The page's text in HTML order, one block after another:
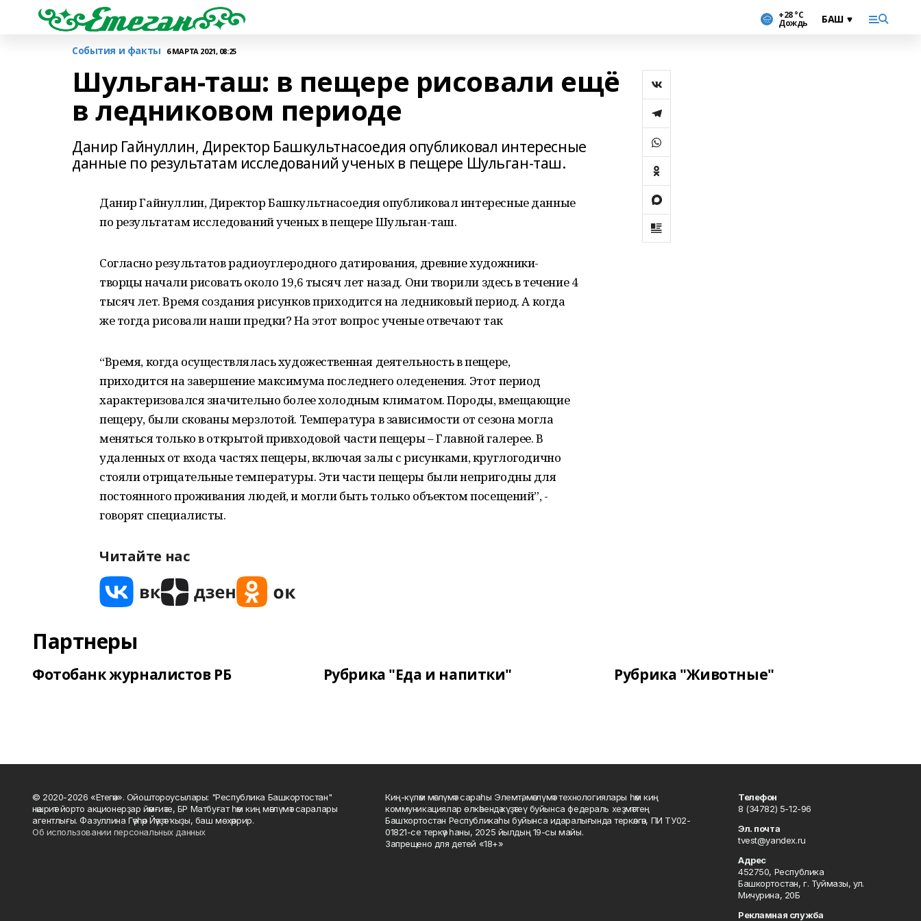
+28 °С
Дождь
События и факты 6 МАРТА 2021, 08:25
Шульган-таш: в пещере рисовали ещё
в ледниковом периоде
Данир Гайнуллин, Директор Башкультнасоедия опубликовал интересные
данные по результатам исследований ученых в пещере Шульган-таш.
Данир Гайнуллин, Директор Башкультнасоедия опубликовал интересные данные
по результатам исследований ученых в пещере Шульган-таш.
Согласно результатов радиоуглеродного датирования, древние художники-
творцы начали рисовать около 19,6 тысяч лет назад. Они творили здесь в течение 4
тысяч лет. Время создания рисунков приходится на ледниковый период. А когда
же тогда рисовали наши предки? На этот вопрос ученые отвечают так
“Время, когда осуществлялась художественная деятельность в пещере,
приходится на завершение максимума последнего оледенения. Этот период
характеризовался значительно более холодным климатом. Породы, вмещающие
пещеру, были скованы мерзлотой. Температура в зависимости от сезона могла
меняться только в открытой привходовой части пещеры – Главной галерее. В
удаленных от входа частях пещеры, включая залы с рисунками, круглогодично
стояли отрицательные температуры. Эти части пещеры были непригодны для
постоянного проживания людей, и могли быть только объектом посещений”, -
говорят специалисты.
Читайте нас
Партнеры
Фотобанк журналистов РБ Рубрика "Еда и напитки" Рубрика "Животные"
© 2020-2026 «Етегән». Ойоштороусылары: "Республика Башкортостан"
нәшриәт йорто акционерҙар йәмғиәте, БР Матбуғат һәм киң мәғлүмәт саралары
агентлығы. Фазуллина Гәүһәр Йәүҙәт ҡыҙы, баш мөхәррир.
Об использовании персональных данных
Киң-күләм мәғлүмәт сараһы Элемтә, мәғлүмәт технологиялары һәм киң
коммуникациялар өлкәһендә күҙәтеү буйынса федераль хеҙмәттең
Башҡортостан Республикаһы буйынса идаралығында теркәлгән, ПИ ТУ02-
01821-се теркәү һаны, 2025 йылдың 19-сы майы.
Запрещено для детей «18+»
Телефон
8 (34782) 5-12-96
Эл. почта
tvest@yandex.ru
Адрес
452750, Республика
Башкортостан, г. Туймазы, ул.
Мичурина, 20Б
Рекламная служба